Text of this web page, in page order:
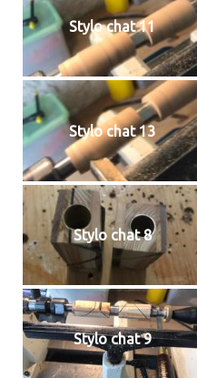
Stylo chat 11
Stylo chat 13
Stylo chat 8
Stylo chat 9